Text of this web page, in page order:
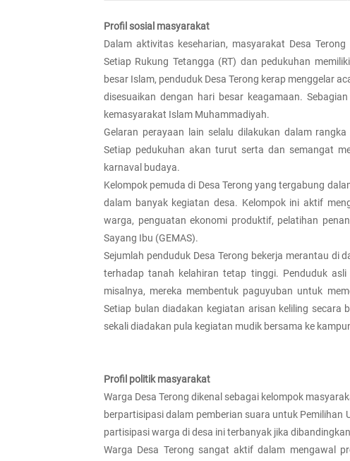
Profil sosial masyarakat
Dalam aktivitas keseharian, masyarakat Desa
Setiap Rukung Tetangga (RT) dan pedukuhan
besar Islam, penduduk Desa Terong kerap menggelar
disesuaikan dengan hari besar keagamaan.
kemasyarakat Islam Muhammadiyah.
Gelaran perayaan lain selalu dilakukan dalam
Setiap pedukuhan akan turut serta dan semangat
karnaval budaya.
Kelompok pemuda di Desa Terong yang tergabung
dalam banyak kegiatan desa. Kelompok ini aktif
warga, penguatan ekonomi produktif, pelatihan
Sayang Ibu (GEMAS).
Sejumlah penduduk Desa Terong bekerja merantau di
terhadap tanah kelahiran tetap tinggi. Penduduk
misalnya, mereka membentuk paguyuban untuk
Setiap bulan diadakan kegiatan arisan keliling
sekali diadakan pula kegiatan mudik bersama ke
Profil politik masyarakat
Warga Desa Terong dikenal sebagai kelompok
berpartisipasi dalam pemberian suara untuk Pemilihan
partisipasi warga di desa ini terbanyak jika
Warga Desa Terong sangat aktif dalam mengawal